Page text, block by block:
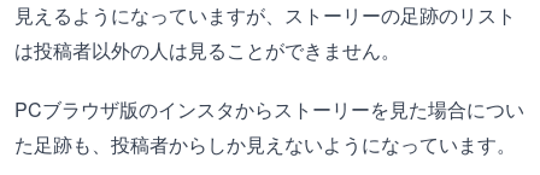
見えるようになっていますが、ストーリーの足跡のリスト
は投稿者以外の人は見ることができません。
PCブラウザ版のインスタからストーリーを見た場合につい
た足跡も、投稿者からしか見えないようになっています。